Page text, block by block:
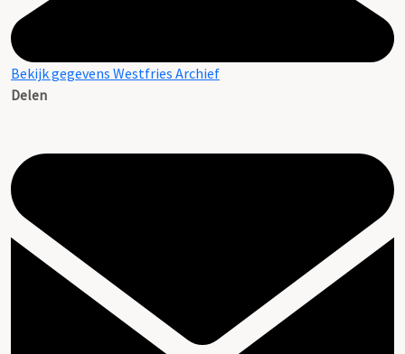
Bekijk gegevens Westfries Archief
Delen